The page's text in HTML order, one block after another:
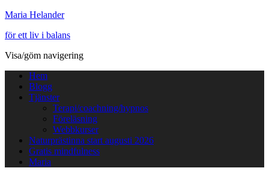
Maria Helander
för ett liv i balans
Visa/göm navigering
Hem
Blogg
Tjänster
Terapi/coachning/hypnos
Föreläsning
Webbkurser
Naturprästinna start augusti 2026
Gratis mindfulness
Maria